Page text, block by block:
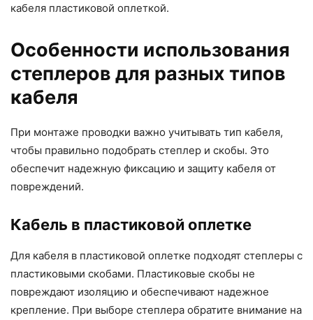
кабеля пластиковой оплеткой.
Особенности использования
степлеров для разных типов
кабеля
При монтаже проводки важно учитывать тип кабеля,
чтобы правильно подобрать степлер и скобы. Это
обеспечит надежную фиксацию и защиту кабеля от
повреждений.
Кабель в пластиковой оплетке
Для кабеля в пластиковой оплетке подходят степлеры с
пластиковыми скобами. Пластиковые скобы не
повреждают изоляцию и обеспечивают надежное
крепление. При выборе степлера обратите внимание на